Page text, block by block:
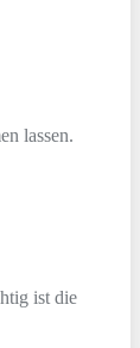
lassen.
ist die